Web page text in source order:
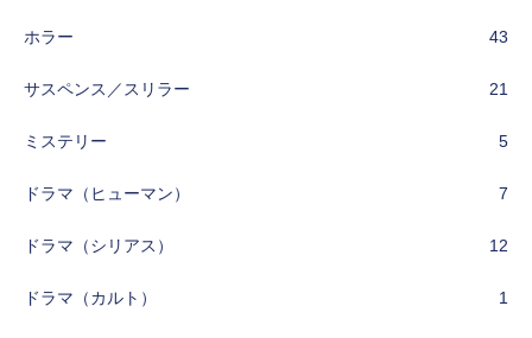
ホラー 43
サスペンス／スリラー 21
ミステリー 5
ドラマ（ヒューマン） 7
ドラマ（シリアス） 12
ドラマ（カルト） 1